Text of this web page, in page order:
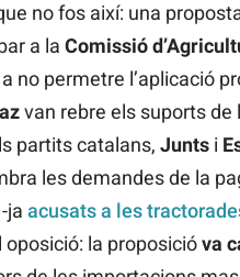
no fos així: una
a la Comissió
no permetre l’aplicació
van rebre els suports de
partits catalans, Juntsi
les demandes de la
ja acusats a les
la proposicióva